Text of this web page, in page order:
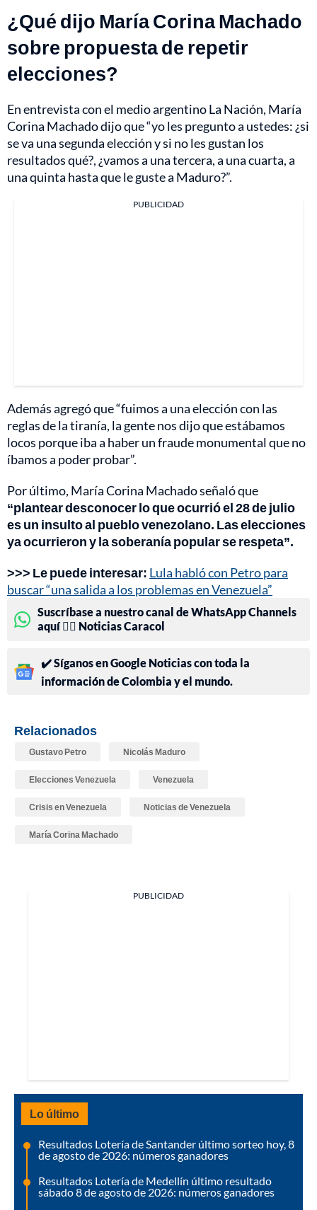
¿Qué dijo María Corina Machado
sobre propuesta de repetir
elecciones?
En entrevista con el medio argentino La Nación, María
Corina Machado dijo que “yo les pregunto a ustedes: ¿si
se va una segunda elección y si no les gustan los
resultados qué?, ¿vamos a una tercera, a una cuarta, a
una quinta hasta que le guste a Maduro?”.
PUBLICIDAD
Además agregó que “fuimos a una elección con las
reglas de la tiranía, la gente nos dijo que estábamos
locos porque iba a haber un fraude monumental que no
íbamos a poder probar”.
Por último, María Corina Machado señaló que
“plantear desconocer lo que ocurrió el 28 de julio
es un insulto al pueblo venezolano. Las elecciones
ya ocurrieron y la soberanía popular se respeta”.
>>> Le puede interesar: Lula habló con Petro para
buscar “una salida a los problemas en Venezuela”
Suscríbase a nuestro canal de WhatsApp Channels
aquí 👉🏻 Noticias Caracol
✔️ Síganos en Google Noticias con toda la
información de Colombia y el mundo.
Relacionados
Gustavo Petro Nicolás Maduro
Elecciones Venezuela Venezuela
Crisis en Venezuela Noticias de Venezuela
María Corina Machado
PUBLICIDAD
Lo último
Resultados Lotería de Santander último sorteo hoy, 8
de agosto de 2026: números ganadores
Resultados Lotería de Medellín último resultado
sábado 8 de agosto de 2026: números ganadores